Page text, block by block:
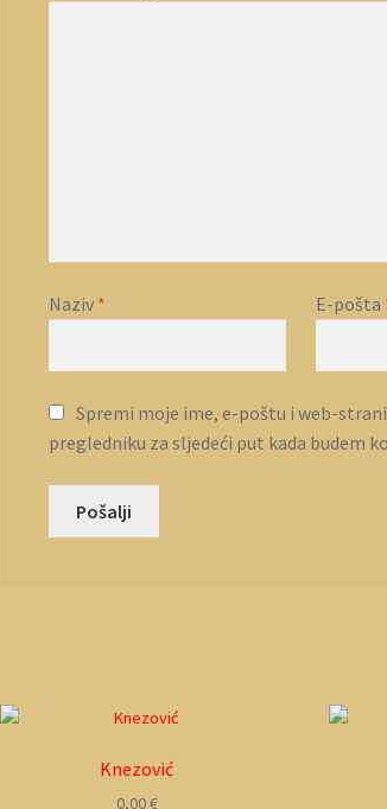
Naziv * E-pošta
Spremi moje ime, e-poštu i web-
pregledniku za sljedeći put kada budem
Knezović
0,00€